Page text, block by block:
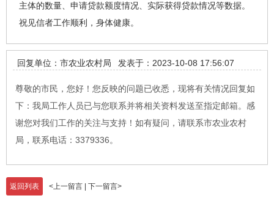
主体的数量、申请贷款额度情况、实际获得贷款情况等数据。
祝见信者工作顺利，身体健康。
回复单位：市农业农村局 发表于：2023-10-08 17:56:07
尊敬的市民，您好！您反映的问题已收悉，现将有关情况回复如
下：我局工作人员已与您联系并将相关资料发送至指定邮箱。感
谢您对我们工作的关注与支持！如有疑问，请联系市农业农村
局，联系电话：3379336。
返回列表 <上一留言 下一留言>